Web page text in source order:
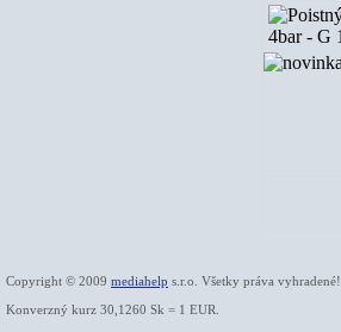
Copyright © 2009 mediahelp s.r.o. Všetky práva vyhradené!
Konverzný kurz 30,1260 Sk = 1 EUR.